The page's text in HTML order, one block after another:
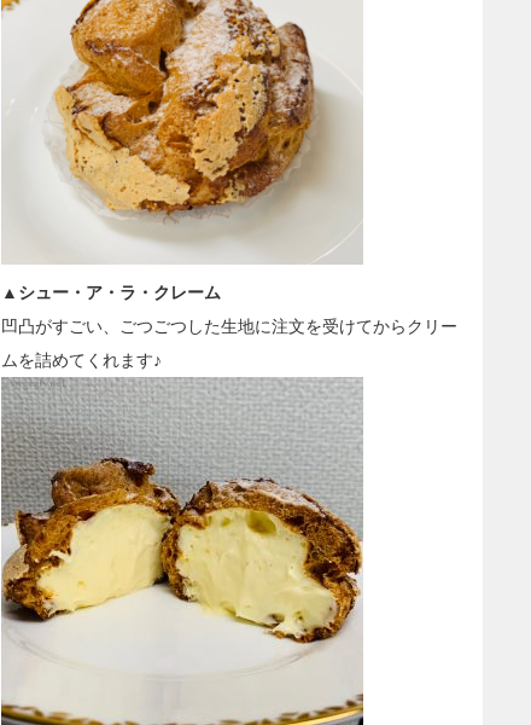
▲シュー・ア・ラ・クレーム
凹凸がすごい、ごつごつした生地に注文を受けてからクリー
ムを詰めてくれます♪